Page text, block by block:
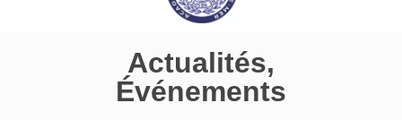
Actualités,
Événements